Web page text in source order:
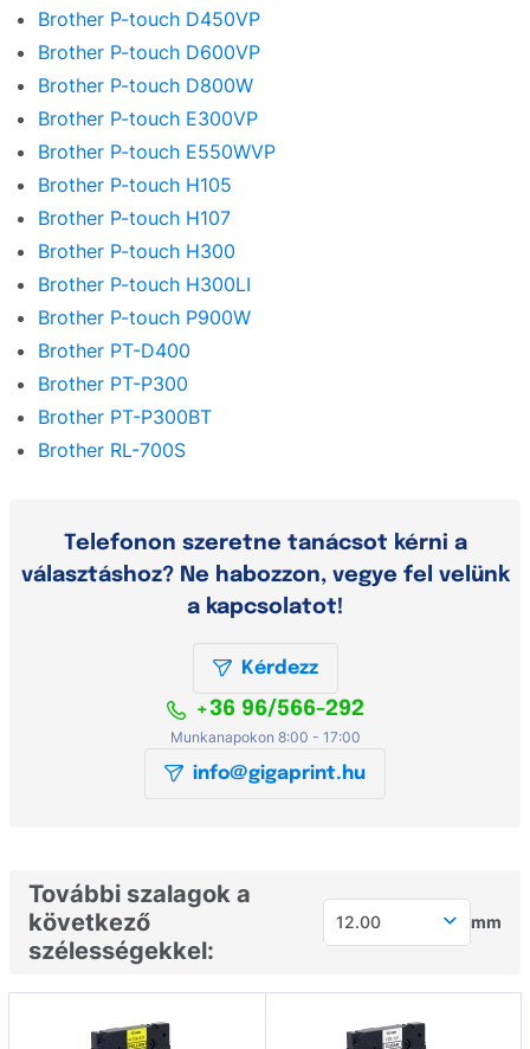
Brother P-touch D450VP
Brother P-touch D600VP
Brother P-touch D800W
Brother P-touch E300VP
Brother P-touch E550WVP
Brother P-touch H105
Brother P-touch H107
Brother P-touch H300
Brother P-touch H300LI
Brother P-touch P900W
Brother PT-D400
Brother PT-P300
Brother PT-P300BT
Brother RL-700S
Telefonon szeretne tanácsot kérni a
választáshoz? Ne habozzon, vegye fel velünk
a kapcsolatot!
Kérdezz
+36 96/566-292
Munkanapokon 8:00 - 17:00
info@gigaprint.hu
További szalagok a
következő
szélességekkel:
12.00 mm